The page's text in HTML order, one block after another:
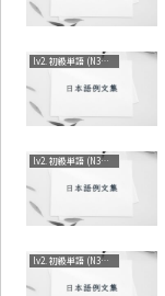
lv2. 初級単語 (N3～N4)
lv2. 初級単語 (N3～N4)
lv2. 初級単語 (N3～N4)